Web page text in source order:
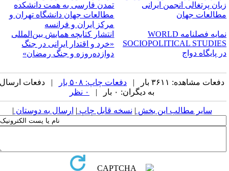
پرتغالی انجمن ایرانی
جهان
تمدن فارسی به همت دانشکده
مطالعات جهان دانشگاه تهران و
مرکز ایران و فرانسه
نمایه فصلنامه WORLD
SOCIOPOLITICAL
پایگاه دواج
انتشار کتابچه همایش بین‌المللی
«خرد و اقتدار ایرانی در جنگ
دوازده‌روزه و جنگ رمضان»
دفعات مشاهده: ۳۶۱۱ بار | دفعات چاپ: ۵۰۸ بار
| دفعات ارسال
به دیگران: ۰ بار |
سایر مطالب این بخش | نسخه قابل چاپ| ارسال به دوستان|